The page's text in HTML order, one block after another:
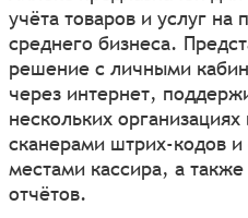
учёта товаров и услуг на
среднего бизнеса.
решение с личными
через интернет,
нескольких
сканерами штрих-кодов
местами кассира, а
отчётов.